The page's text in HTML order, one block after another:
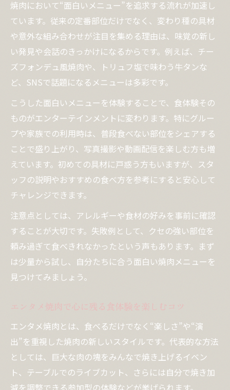
は
推し活焼肉で仲間と盛り上がる方法を伝授
大衆焼肉の面白い演出が人気の理由に迫る
焼肉 面白いメニューでSNS映えを狙うコツ
エンタメ焼肉で会話が弾む演出アイデア集
焼肉の面白いメニューが話題になる理由
焼肉で人気の面白いネタが話題を呼ぶ背景
変わった焼肉屋が注目される理由を解説
焼肉 面白いメニューで会話が広がる秘密
SNS時代に焼肉が選ばれる面白さとは何か
エンタメ焼肉が若者に刺さる理由を分析
SNS映え焼肉アイデアで盛り上がるコツ
焼肉 面白いメニューで写真映えを狙う方法
SNSで話題の焼肉アイデア実践テクニック
エンタメ焼肉がSNS人気を集める理由とは
推し活焼肉で共感を呼ぶ投稿のコツを紹介
焼肉時間を特別に彩る推し活アレンジ集
推し活焼肉で気分が上がるアレンジ術特集
焼肉 面白いメニューで特別感を演出する方
法
エンタメ焼肉で推しカラーを取り入れるコ
焼肉において“面白いメニュー”を追求する流れが加速し
ています。従来の定番部位だけでなく、変わり種の具材
や意外な組み合わせが注目を集める理由は、味覚の新し
い発見や会話のきっかけになるからです。例えば、チー
ズフォンデュ風焼肉や、トリュフ塩で味わう牛タンな
ど、SNSで話題になるメニューは多彩です。
こうした面白いメニューを体験することで、食体験その
ものがエンターテインメントに変わります。特にグルー
プや家族での利用時は、普段食べない部位をシェアする
ことで盛り上がり、写真撮影や動画配信を楽しむ方も増
えています。初めての具材に戸惑う方もいますが、スタ
ッフの説明やおすすめの食べ方を参考にすると安心して
チャレンジできます。
注意点としては、アレルギーや食材の好みを事前に確認
することが大切です。失敗例として、クセの強い部位を
頼み過ぎて食べきれなかったという声もあります。まず
は少量から試し、自分たちに合う面白い焼肉メニューを
見つけてみましょう。
エンタメ焼肉で心に残る食体験を楽しむコツ
エンタメ焼肉とは、食べるだけでなく“楽しさ”や“演
出”を重視した焼肉の新しいスタイルです。代表的な方法
としては、巨大な肉の塊をみんなで焼き上げるイベン
ト、テーブルでのライブカット、さらには自分で焼き加